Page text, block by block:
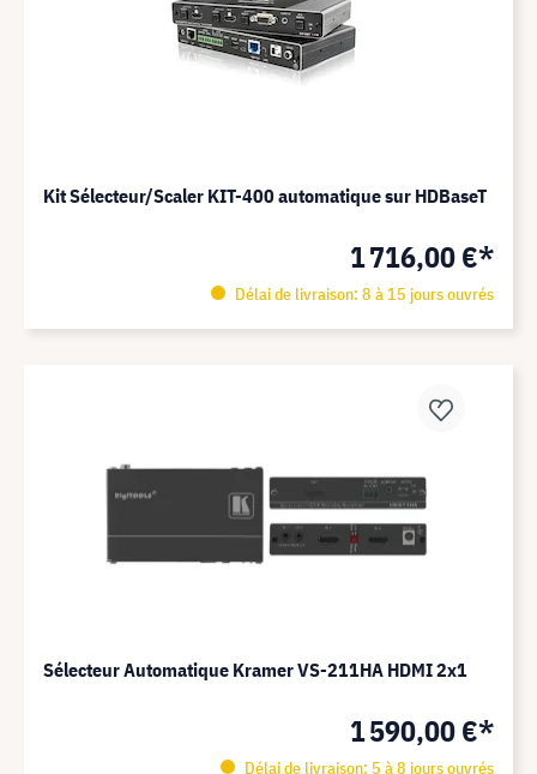
Kit Sélecteur/Scaler KIT-400 automatique sur HDBaseT
1 716,00 €*
Délai de livraison: 8 à 15 jours ouvrés
Sélecteur Automatique Kramer VS-211HA HDMI 2x1
1 590,00 €*
Délai de livraison: 5 à 8 jours ouvrés